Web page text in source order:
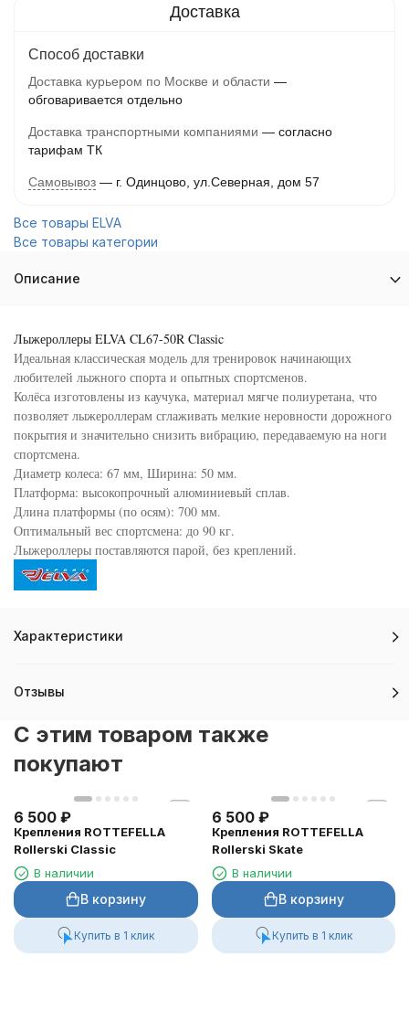
Способ доставки
Доставка курьером по Москве и области
обговаривается отдельно
Доставка транспортными компаниями
согласно
тарифам ТК
Самовывоз г. Одинцово, ул.Северная, дом 57
Все товары ELVA
Все товары категории
Описание
Лыжероллеры ELVA CL67-50R Classic
Идеальная классическая модель для тренировок начинающих
любителей лыжного спорта и опытных спортсменов.
Колёса изготовлены из каучука, материал мягче полиуретана, что
позволяет лыжероллерам сглаживать мелкие неровности дорожного
покрытия и значительно снизить вибрацию, передаваемую на ноги
спортсмена.
Диаметр колеса: 67 мм, Ширина: 50 мм.
Платформа: высокопрочный алюминиевый сплав.
Длина платформы (по осям): 700 мм.
Оптимальный вес спортсмена: до 90 кг.
Лыжероллеры поставляются парой, без креплений.
Характеристики
Отзывы
C этим товаром также
покупают
6 500 ₽
Крепления ROTTEFELLA
Rollerski Classic
В наличии
В корзину
Купить в 1 клик
6 500 ₽
Крепления ROTTEFELLA
Rollerski Skate
В наличии
В корзину
Купить в 1 клик